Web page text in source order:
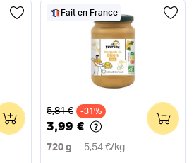
0
Fait en France
Ancien prix
5,81 € -31%
3,99 €
720 g 5,54 €/ kg
0